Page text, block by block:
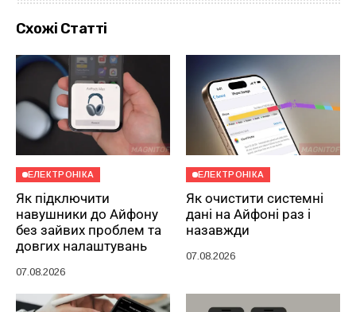
Схожі Статті
ЕЛЕКТРОНІКА
Як підключити
навушники до Айфону
без зайвих проблем та
довгих налаштувань
07.08.2026
ЕЛЕКТРОНІКА
Як очистити системні
дані на Айфоні раз і
назавжди
07.08.2026